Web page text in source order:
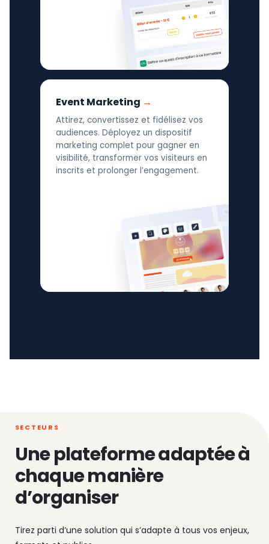
Event Marketing
Attirez, convertissez et fidélisez vos
audiences. Déployez un dispositif
marketing complet pour gagner en
visibilité, transformer vos visiteurs en
inscrits et prolonger l’engagement.
SECTEURS
Une plateforme adaptée à
chaque manière
d’organiser
Tirez parti d’une solution qui s’adapte à tous vos enjeux,